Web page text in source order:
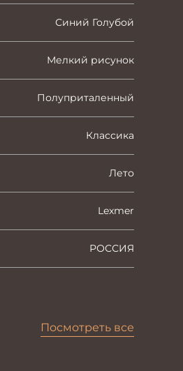
Синий Голубой
Мелкий рисунок
Полуприталенный
Классика
Лето
Lexmer
РОССИЯ
Посмотреть все